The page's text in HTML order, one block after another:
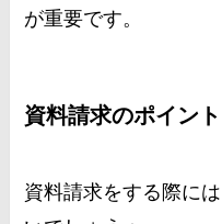
が重要です​​。
資料請求のポイント
資料請求をする際に